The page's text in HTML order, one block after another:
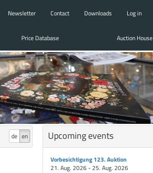
Newsletter Contact Downloads Log in
Price Database Auction House
de en Upcoming events
Vorbesichtigung 123. Auktion
21. Aug. 2026 - 25. Aug. 2026